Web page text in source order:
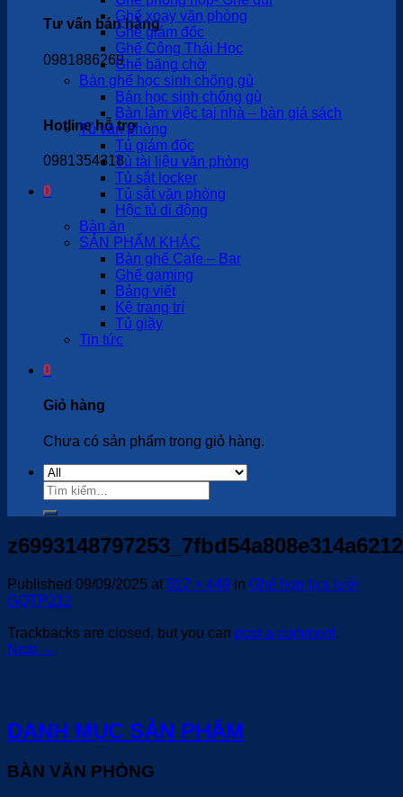
Tư vấn bán hàng
0981886269
Hotline hỗ trợ
0981354318
0
Ghế xoay văn phòng
Ghế giám đốc
Ghế Công Thái Học
Ghế băng chờ
Bàn ghế học sinh chống gù
Bàn học sinh chống gù
Bàn làm việc tại nhà – bàn giá sách
Tủ văn phòng
Tủ giám đốc
Tủ tài liệu văn phòng
Tủ sắt locker
Tủ sắt văn phòng
Hộc tủ di động
Bàn ăn
SẢN PHẨM KHÁC
Bàn ghế Cafe – Bar
Ghế gaming
Bảng viết
Kệ trang trí
Tủ giầy
Tin tức
0
Giỏ hàng
Chưa có sản phẩm trong giỏ hàng.
Tìm
kiếm:
Published 09/09/2025 at 317 × 449 in Ghế họp tựa lưới
GQTP212
Trackbacks are closed, but you can post a comment.
Next →
DANH MỤC SẢN PHẨM
BÀN VĂN PHÒNG